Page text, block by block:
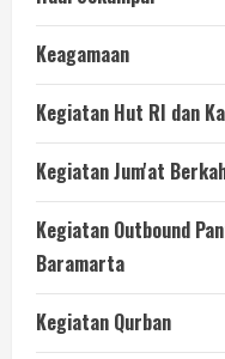
Keagamaan
Kegiatan Hut RI dan
Kegiatan Jum'at
Kegiatan Outbound
Baramarta
Kegiatan Qurban